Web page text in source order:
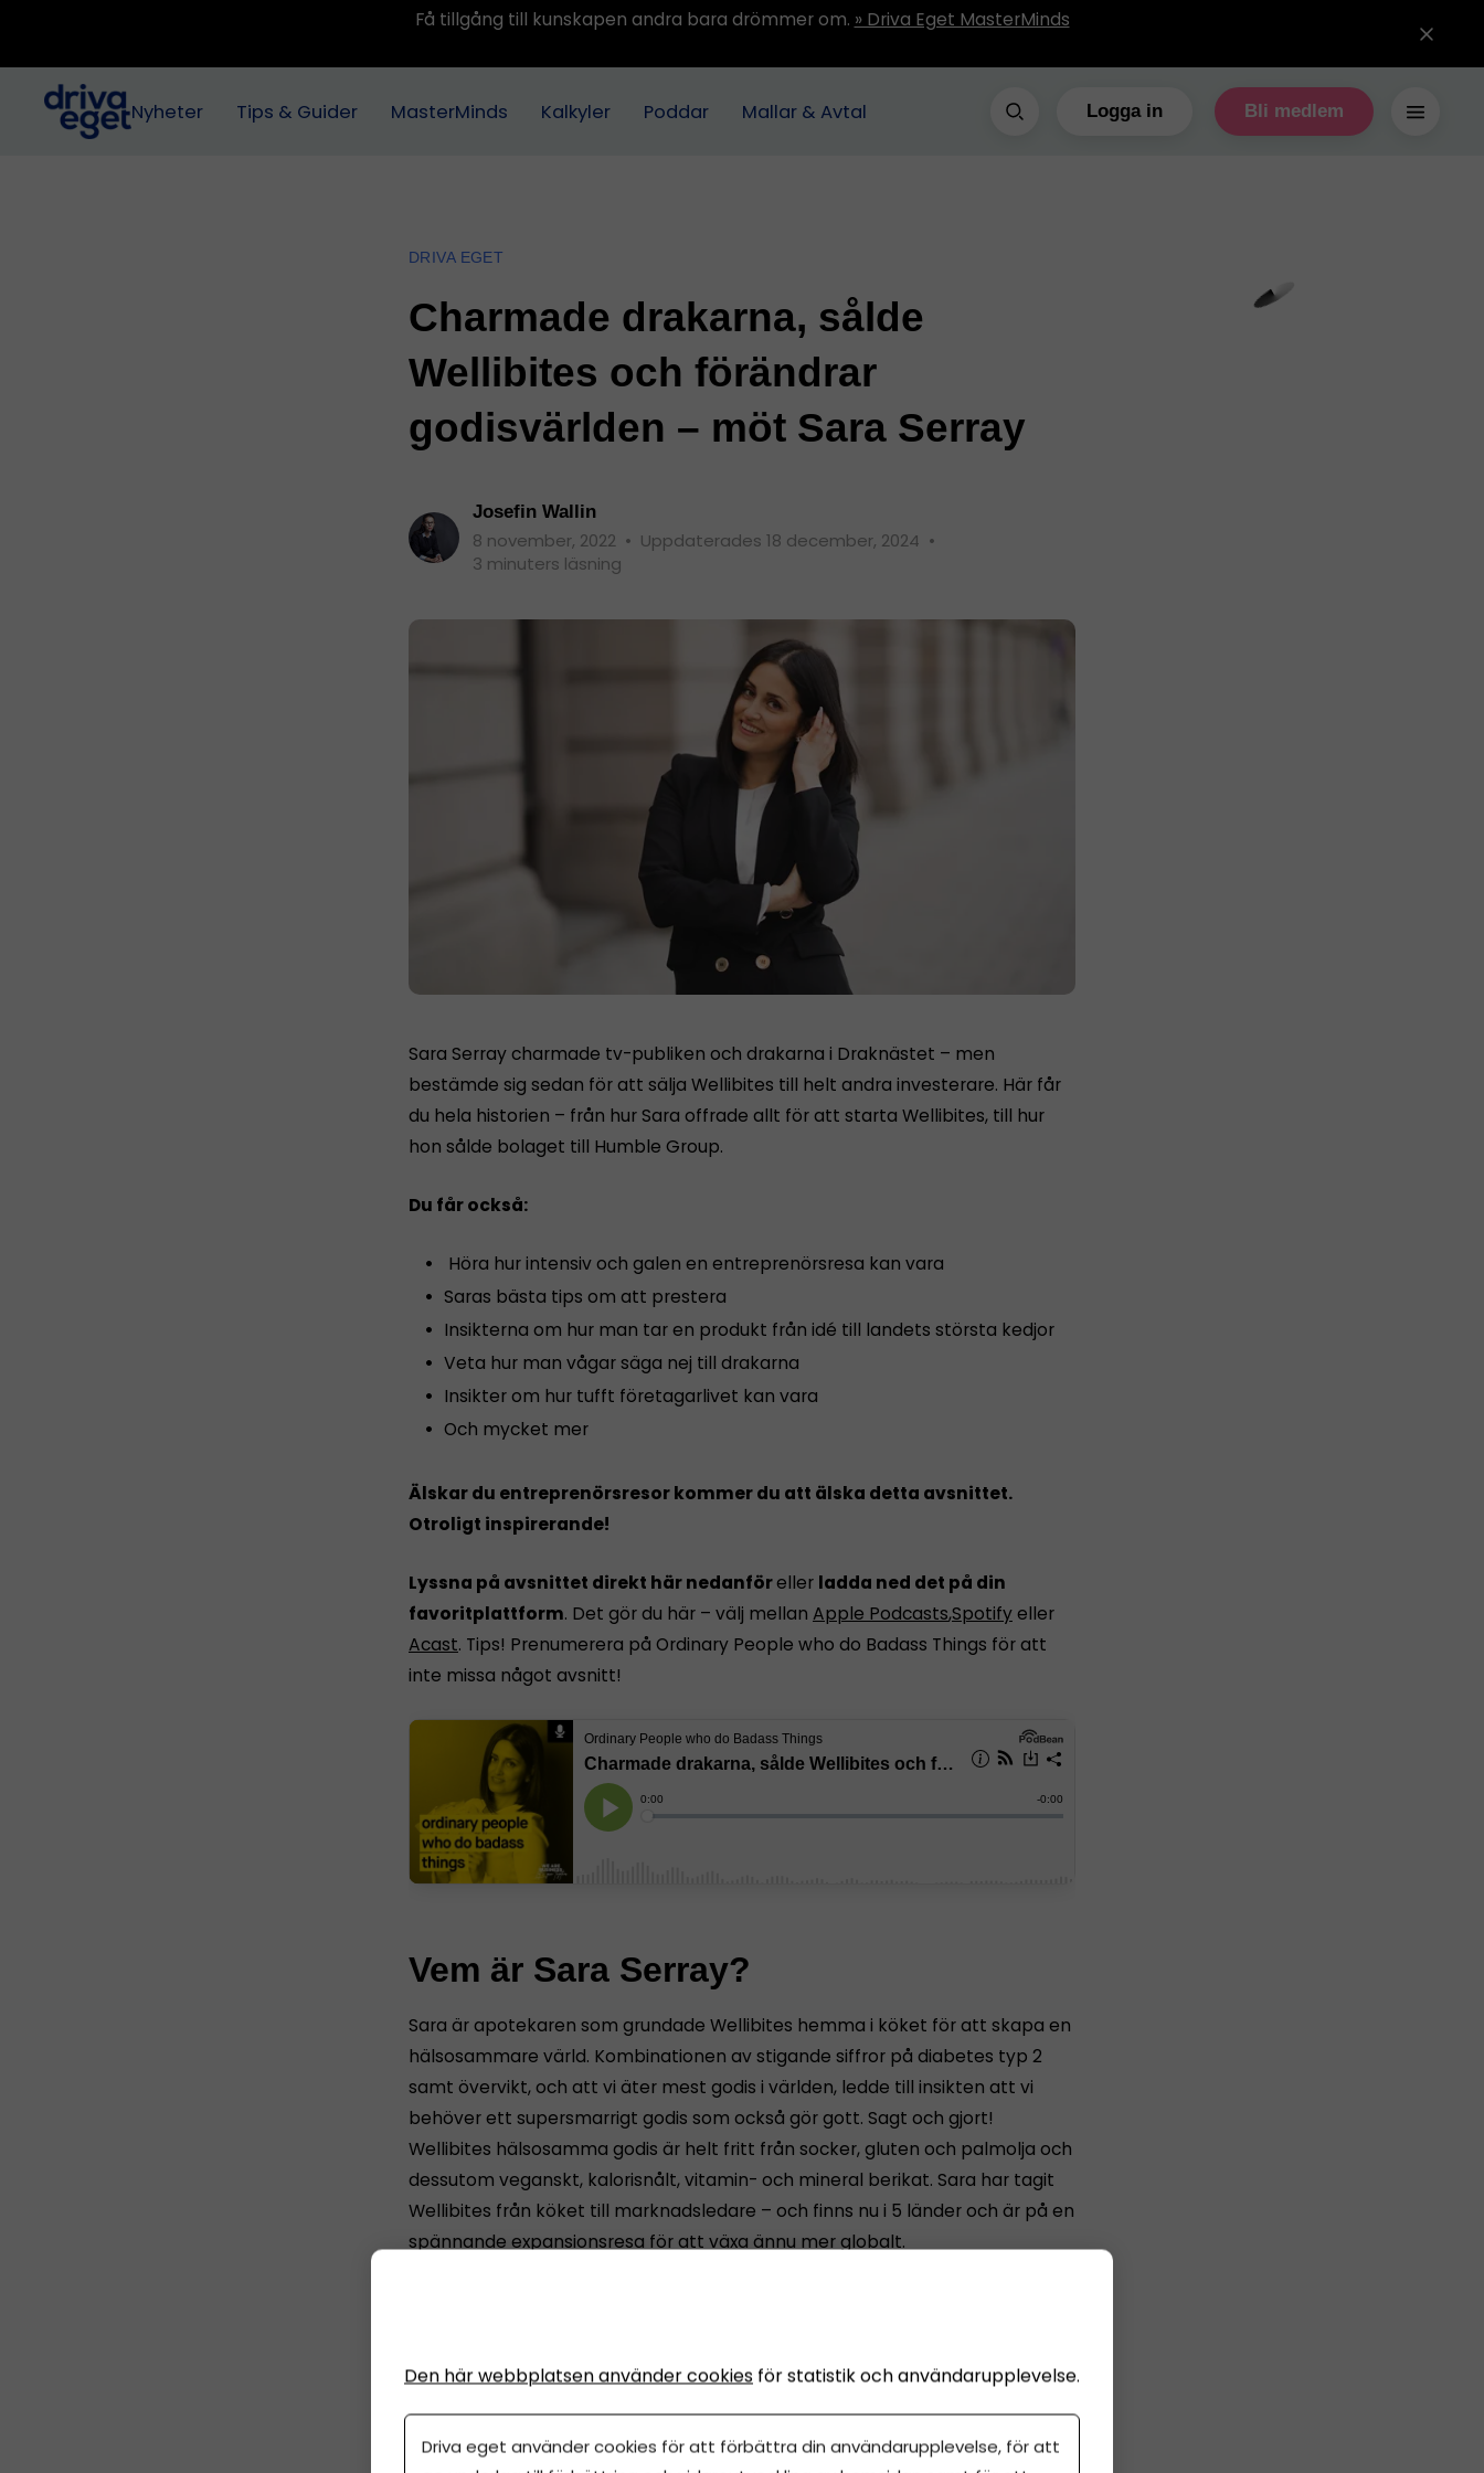
Få tillgång till kunskapen andra bara drömmer om. » Driva Eget MasterMinds
Nyheter Tips & Guider MasterMinds Kalkyler Poddar Mallar & Avtal Logga in Bli medlem
DRIVA EGET
Charmade drakarna, sålde
Wellibites och förändrar
godisvärlden – möt Sara Serray
Josefin Wallin
8 november, 2022 • Uppdaterades 18 december, 2024 •
3 minuters läsning
Sara Serray charmade tv-publiken och drakarna i Draknästet – men
bestämde sig sedan för att sälja Wellibites till helt andra investerare. Här får
du hela historien – från hur Sara offrade allt för att starta Wellibites, till hur
hon sålde bolaget till Humble Group.
Du får också:
Höra hur intensiv och galen en entreprenörsresa kan vara
Saras bästa tips om att prestera
Insikterna om hur man tar en produkt från idé till landets största kedjor
Veta hur man vågar säga nej till drakarna
Insikter om hur tufft företagarlivet kan vara
Och mycket mer
Älskar du entreprenörsresor kommer du att älska detta avsnittet.
Otroligt inspirerande!
Lyssna på avsnittet direkt här nedanföreller ladda ned det på din
favoritplattform. Det gör du här – välj mellan Apple Podcasts,Spotifyeller
Acast. Tips! Prenumerera på Ordinary People who do Badass Things för att
inte missa något avsnitt!
Vem är Sara Serray?
Sara är apotekaren som grundade Wellibites hemma i köket för att skapa en
hälsosammare värld. Kombinationen av stigande siffror på diabetes typ 2
samt övervikt, och att vi äter mest godis i världen, ledde till insikten att vi
behöver ett supersmarrigt godis som också gör gott. Sagt och gjort!
Wellibites hälsosamma godis är helt fritt från socker, gluten och palmolja och
dessutom veganskt, kalorisnålt, vitamin- och mineral berikat. Sara har tagit
Wellibites från köket till marknadsledare – och finns nu i 5 länder och är på en
spännande expansionsresa för att växa ännu mer globalt.
Vilka vanor har tagit dig dit du är?
– Sätta höga mål och tänka att om det är möjligt för någon annan att lyckas
Den här webbplatsen använder cookies för statistik och användarupplevelse.
Driva eget använder cookies för att förbättra din användarupplevelse, för att